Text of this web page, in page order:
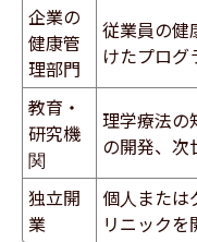
企業の
健康管
理部門
従業員の健
けたプログ
教育・
研究機
関
理学療法の
の開発、次
独立開
業
個人または
リニックを